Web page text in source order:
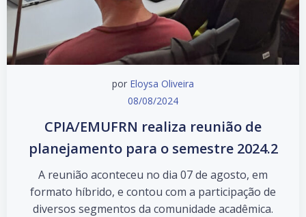
por Eloysa Oliveira
08/08/2024
CPIA/EMUFRN realiza reunião de
planejamento para o semestre 2024.2
A reunião aconteceu no dia 07 de agosto, em
formato híbrido, e contou com a participação de
diversos segmentos da comunidade acadêmica.